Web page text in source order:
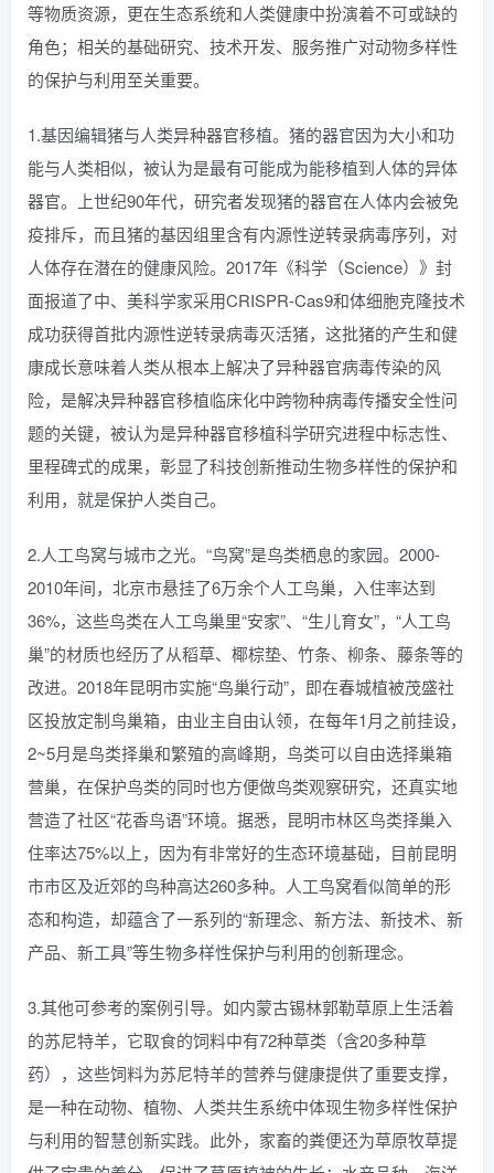
等物质资源，更在生态系统和人类健康中扮演着不可或缺的
角色；相关的基础研究、技术开发、服务推广对动物多样性
的保护与利用至关重要。
1.基因编辑猪与人类异种器官移植。猪的器官因为大小和功
能与人类相似，被认为是最有可能成为能移植到人体的异体
器官。上世纪90年代，研究者发现猪的器官在人体内会被免
疫排斥，而且猪的基因组里含有内源性逆转录病毒序列，对
人体存在潜在的健康风险。2017年《科学（Science）》封
面报道了中、美科学家采用CRISPR-Cas9和体细胞克隆技术
成功获得首批内源性逆转录病毒灭活猪，这批猪的产生和健
康成长意味着人类从根本上解决了异种器官病毒传染的风
险，是解决异种器官移植临床化中跨物种病毒传播安全性问
题的关键，被认为是异种器官移植科学研究进程中标志性、
里程碑式的成果，彰显了科技创新推动生物多样性的保护和
利用，就是保护人类自己。
2.人工鸟窝与城市之光。“鸟窝”是鸟类栖息的家园。2000-
2010年间，北京市悬挂了6万余个人工鸟巢，入住率达到
36%，这些鸟类在人工鸟巢里“安家”、“生儿育女”，“人工鸟
巢”的材质也经历了从稻草、椰棕垫、竹条、柳条、藤条等的
改进。2018年昆明市实施“鸟巢行动”，即在春城植被茂盛社
区投放定制鸟巢箱，由业主自由认领，在每年1月之前挂设，
2~5月是鸟类择巢和繁殖的高峰期，鸟类可以自由选择巢箱
营巢，在保护鸟类的同时也方便做鸟类观察研究，还真实地
营造了社区“花香鸟语”环境。据悉，昆明市林区鸟类择巢入
住率达75%以上，因为有非常好的生态环境基础，目前昆明
市市区及近郊的鸟种高达260多种。人工鸟窝看似简单的形
态和构造，却蕴含了一系列的“新理念、新方法、新技术、新
产品、新工具”等生物多样性保护与利用的创新理念。
3.其他可参考的案例引导。如内蒙古锡林郭勒草原上生活着
的苏尼特羊，它取食的饲料中有72种草类（含20多种草
药），这些饲料为苏尼特羊的营养与健康提供了重要支撑，
是一种在动物、植物、人类共生系统中体现生物多样性保护
与利用的智慧创新实践。此外，家畜的粪便还为草原牧草提